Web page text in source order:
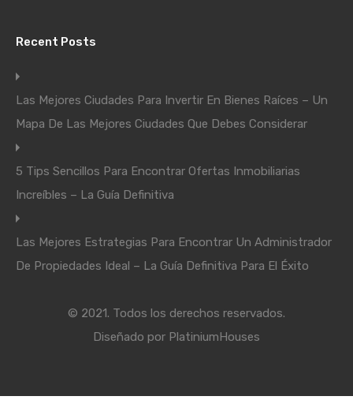
Recent Posts
Las Mejores Ciudades Para Invertir En Bienes Raíces – Un
Mapa De Las Mejores Ciudades Que Debes Considerar
5 Tips Sencillos Para Encontrar Ofertas Inmobiliarias
Increíbles – La Guía Definitiva
Las Mejores Estrategias Para Encontrar Un Administrador
De Propiedades Ideal – La Guía Definitiva Para El Éxito
© 2021. Todos los derechos reservados.
Diseñado por PlatiniumHouses